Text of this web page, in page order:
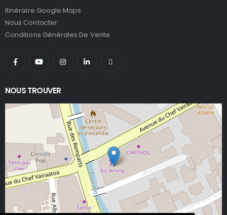
Itinéraire Google Maps
Nous Contacter
Conditions Générales De Vente
NOUS TROUVER